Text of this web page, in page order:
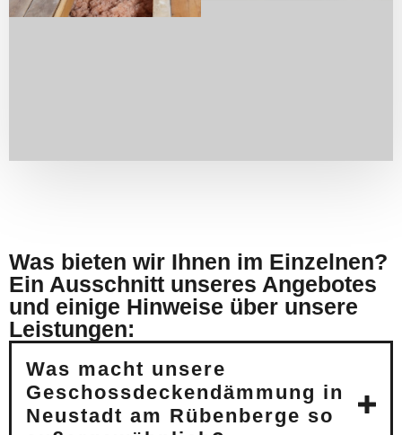
Was bieten wir Ihnen im Einzelnen?
Ein Ausschnitt unseres Angebotes
und einige Hinweise über unsere
Leistungen:
Was macht unsere
Geschossdeckendämmung in
Neustadt am Rübenberge so